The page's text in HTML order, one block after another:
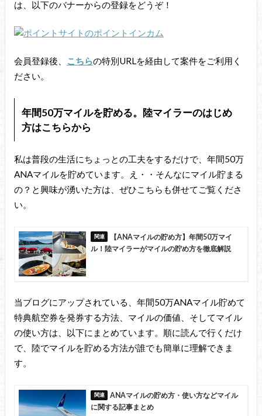
は、以下のバナーからの登録をどうぞ！
会員登録後、 こちらの特別URLを経由して案件をご利用く
ださい。
年間50万マイルを貯める。陸マイラーのはじめ
方はこちらから
私は普段の生活にちょっとの工夫をするだけで、年間50万
ANAマイルを貯めています。え・・そんなにマイル貯まる
の？と興味が湧いた方は、ぜひこちらも併せてご覧くださ
い。
【ANAマイルの貯め方】年間50万マイ
ル！陸マイラーがマイルの貯め方を徹底解説
当ブログにアップされている、年間50万ANAマイル貯めて
特典航空券を発券する方法、マイルの価値、そしてマイル
の使い方は、以下にまとめています。順に読んで行くだけ
で、陸でマイルを貯める方法が誰でも簡単に理解できま
す。
ANAマイルの貯め方・使い方などマイル
に関する記事まとめ